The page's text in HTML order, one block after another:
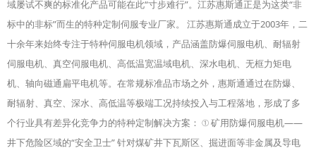
域屡试不爽的标准化产品可能在此“寸步难行”。江苏惠斯通正是为这类“非
标中的非标”而生的特种定制伺服专业厂家。 江苏惠斯通成立于2003年，二
十余年来始终专注于特种伺服电机领域，产品涵盖防爆伺服电机、耐辐射
伺服电机、真空伺服电机、高低温宽温域电机、深水电机、无框力矩电
机、轴向磁通扁平电机等。在常规标准品市场之外，惠斯通通过在防爆、
耐辐射、真空、深水、高低温等极端工况持续投入与工程落地，形成了多
个行业具有差异化竞争力的特种定制解决方案： ① 矿用防爆伺服电机——
井下危险区域的“安全卫士” 针对煤矿井下瓦斯区、掘进面等非金属及导电